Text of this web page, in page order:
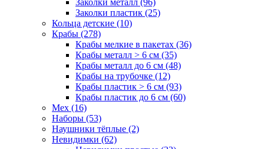
Заколки пластик (25)
Кольца детские (10)
Крабы (278)
Крабы мелкие в пакетах (36)
Крабы металл > 6 см (35)
Крабы металл до 6 см (48)
Крабы на трубочке (12)
Крабы пластик > 6 см (93)
Крабы пластик до 6 см (60)
Мех (16)
Наборы (53)
Наушники тёплые (2)
Невидимки (62)